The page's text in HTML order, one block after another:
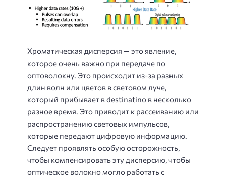
Хроматическая дисперсия — это явление,
которое очень важно при передаче по
оптоволокну. Это происходит из-за разных
длин волн или цветов в световом луче,
который прибывает в destinatino в несколько
разное время. Это приводит к рассеиванию или
распространению световых импульсов,
которые передают цифровую информацию.
Следует проявлять особую осторожность,
чтобы компенсировать эту дисперсию, чтобы
оптическое волокно могло работать с